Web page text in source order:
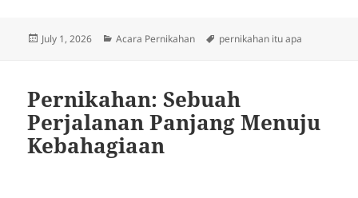
Posted
July 1, 2026 Categories
Acara Pernikahan Tags
pernikahan itu apa
Pernikahan: Sebuah
Perjalanan Panjang Menuju
Kebahagiaan